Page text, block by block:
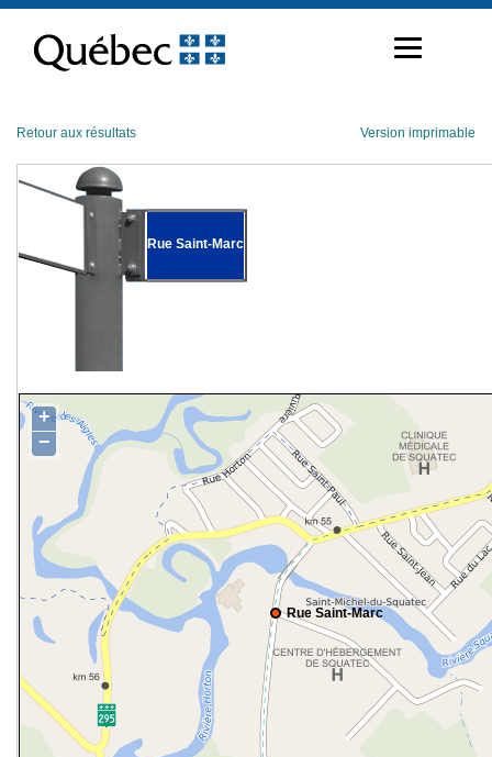
contenu
Retour aux résultats Version imprimable
Rue Saint-Marc
Rue Saint-Marc
+
−